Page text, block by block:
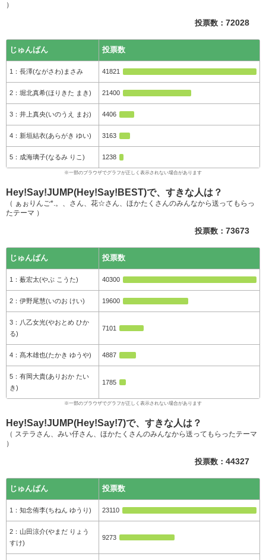
）
投票数： 72028
じゅんばん 投票数
長澤(ながさわ)まさみ 41821
堀北真希(ほりきた まき) 21400
井上真央(いのうえ まお) 4406
新垣結衣(あらがき ゆい) 3163
成海璃子(なるみ りこ) 1238
Hey!Say!JUMP(Hey!Say!BEST)で、すきな人は？
（ ぁぉりんご*.。、さん、花☆さん、ほかたくさんのみんなから送ってもらっ
たテーマ ）
投票数： 73673
じゅんばん 投票数
薮宏太(やぶ こうた) 40300
伊野尾慧(いのお けい) 19600
八乙女光(やおとめ ひか
る)
7101
髙木雄也(たかき ゆうや) 4887
有岡大貴(ありおか たい
き)
1785
Hey!Say!JUMP(Hey!Say!7)で、すきな人は？
（ ステラさん、みい仔さん、ほかたくさんのみんなから送ってもらったテーマ
）
投票数： 44327
じゅんばん 投票数
知念侑李(ちねん ゆうり) 23110
山田涼介(やまだ りょう
すけ)
9273